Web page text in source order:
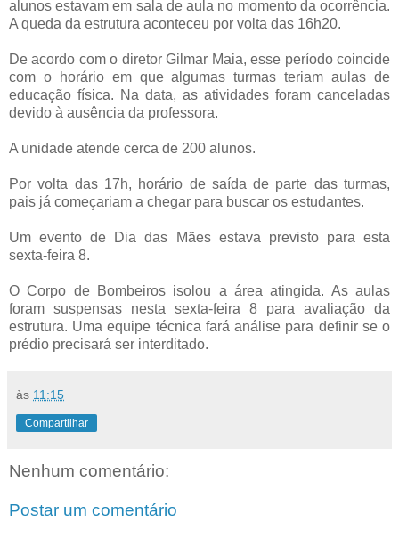
alunos estavam em sala de aula no momento da ocorrência.
A queda da estrutura aconteceu por volta das 16h20.
De acordo com o diretor Gilmar Maia, esse período coincide
com o horário em que algumas turmas teriam aulas de
educação física. Na data, as atividades foram canceladas
devido à ausência da professora.
A unidade atende cerca de 200 alunos.
Por volta das 17h, horário de saída de parte das turmas,
pais já começariam a chegar para buscar os estudantes.
Um evento de Dia das Mães estava previsto para esta
sexta-feira 8.
O Corpo de Bombeiros isolou a área atingida. As aulas
foram suspensas nesta sexta-feira 8 para avaliação da
estrutura. Uma equipe técnica fará análise para definir se o
prédio precisará ser interditado.
às 11:15
Compartilhar
Nenhum comentário:
Postar um comentário